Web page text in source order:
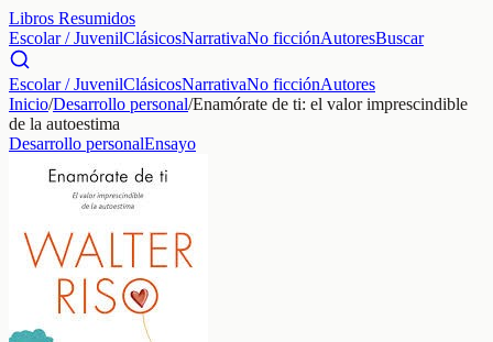
Libros Resumidos
Escolar / JuvenilClásicosNarrativaNo ficciónAutoresBuscar
Escolar / JuvenilClásicosNarrativaNo ficciónAutores
Inicio/Desarrollo personal/Enamórate de ti: el valor imprescindible
de la autoestima
Desarrollo personalEnsayo